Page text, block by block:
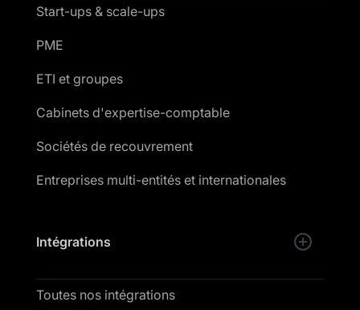
Start-ups & scale-ups
PME
ETI et groupes
Cabinets d'expertise-comptable
Sociétés de recouvrement
Entreprises multi-entités et internationales
Intégrations
Toutes nos intégrations